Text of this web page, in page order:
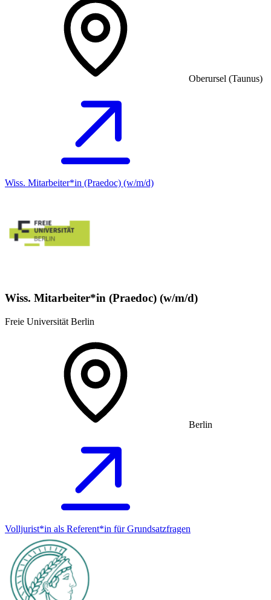
Oberursel (Taunus)
Wiss. Mitarbeiter*in (Praedoc) (w/m/d)
Wiss. Mitarbeiter*in (Praedoc) (w/m/d)
Freie Universität Berlin
Berlin
Volljurist*in als Referent*in für Grundsatz­fragen